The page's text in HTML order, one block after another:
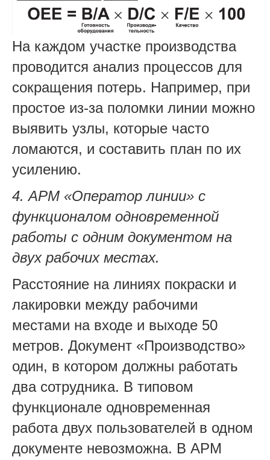
На каждом участке производства
проводится анализ процессов для
сокращения потерь. Например, при
простое из-за поломки линии можно
выявить узлы, которые часто
ломаются, и составить план по их
усилению.
4. АРМ «Оператор линии» с
функционалом одновременной
работы с одним документом на
двух рабочих местах.
Расстояние на линиях покраски и
лакировки между рабочими
местами на входе и выходе 50
метров. Документ «Производство»
один, в котором должны работать
два сотрудника. В типовом
функционале одновременная
работа двух пользователей в одном
документе невозможна. В АРМ